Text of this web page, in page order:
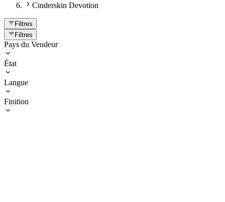
Cinderskin Devotion
Filtres
Filtres
Pays du Vendeur
État
Langue
Finition